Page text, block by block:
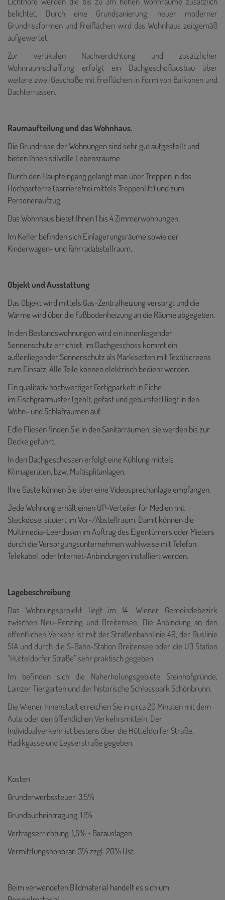
belichtet. Durch eine Grundsanierung, neuer moderner
Grundrissformen und Freiflächen wird das Wohnhaus zeitgemäß
aufgewertet.
Zur vertikalen Nachverdichtung und zusätzlicher
Wohnraumschaffung erfolgt ein Dachgeschoßausbau über
weitere zwei Geschoße mit Freiflächen in Form von Balkonen und
Dachterrassen.
Raumaufteilung und das Wohnhaus.
Die Grundrisse der Wohnungen sind sehr gut aufgestellt und
bieten Ihnen stilvolle Lebensräume.
Durch den Haupteingang gelangt man über Treppen in das
Hochparterre (barrierefrei mittels Treppenlift) und zum
Personenaufzug.
Das Wohnhaus bietet Ihnen 1 bis 4 Zimmerwohnungen.
Im Keller befinden sich Einlagerungsräume sowie der
Kinderwagen- und Fahrradabstellraum.
Objekt und Ausstattung
Das Objekt wird mittels Gas-Zentralheizung versorgt und die
Wärme wird über die Fußbodenheizung an die Räume abgegeben.
In den Bestandswohnungen wird ein innenliegender
Sonnenschutz errichtet, im Dachgeschoss kommt ein
außenliegender Sonnenschutz als Markisetten mit Textilscreens
zum Einsatz. Alle Teile können elektrisch bedient werden.
Ein qualitativ hochwertiger Fertigparkett in Eiche
im Fischgrätmuster (geölt, gefast und gebürstet) liegt in den
Wohn- und Schlafräumen auf.
Edle Fliesen finden Sie in den Sanitärräumen, sie werden bis zur
Decke geführt.
In den Dachgeschossen erfolgt eine Kühlung mittels
Klimageräten, bzw. Multisplitanlagen.
Ihre Gäste können Sie über eine Videosprechanlage empfangen.
Jede Wohnung erhält einen UP-Verteiler für Medien mit
Steckdose, situiert im Vor-/Abstellraum. Damit können die
Multimedia-Leerdosen im Auftrag des Eigentümers oder Mieters
durch die Versorgungsunternehmen wahlweise mit Telefon,
Telekabel, oder Internet-Anbindungen installiert werden.
Lagebeschreibung
Das Wohnungsprojekt liegt im 14. Wiener Gemeindebezirk
zwischen Neu-Penzing und Breitensee. Die Anbindung an den
öffentlichen Verkehr ist mit der Straßenbahnlinie 49, der Buslinie
51A und durch die S-Bahn-Station Breitensee oder die U3 Station
“Hütteldorfer Straße” sehr praktisch gegeben.
Im befinden sich die Naherholungsgebiete Steinhofgründe,
Lainzer Tiergarten und der historische Schlosspark Schönbrunn.
Die Wiener Innenstadt erreichen Sie in circa 20 Minuten mit dem
Auto oder den öffentlichen Verkehrsmitteln. Der
Individualverkehr ist bestens über die Hütteldorfer Straße,
Hadikgasse und Leyserstraße gegeben.
Kosten
Grunderwerbssteuer: 3,5%
Grundbucheintragung: 1,1%
Vertragserrichtung: 1,5% + Barauslagen
Vermittlungshonorar: 3% zzgl. 20% Ust.
Beim verwendeten Bildmaterial handelt es sich um